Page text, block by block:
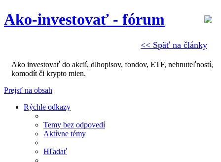
<< Späť na články
Ako-investovať - fórum
Ako investovať do akcií, dlhopisov, fondov, ETF, nehnuteľností,
komodít či krypto mien.
Prejsť na obsah
Rýchle odkazy
Temy bez odpovedí
Aktívne témy
Hľadať